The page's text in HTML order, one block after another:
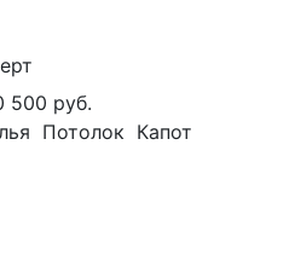
500 руб.
Потолок Капот